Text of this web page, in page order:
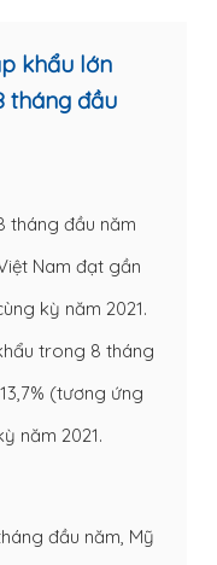
khẩu lớn
tháng đầu
tháng đầu năm
Nam đạt gần
kỳ năm 2021.
trong 8 tháng
(tương ứng
năm 2021.
đầu năm, Mỹ